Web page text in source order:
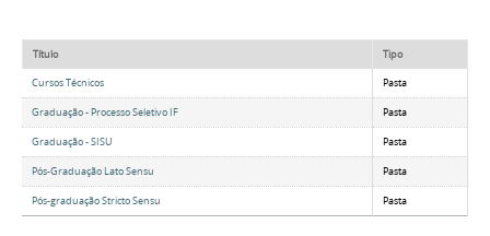
Título Tipo
Cursos Técnicos Pasta
Graduação - Processo Seletivo IF Pasta
Graduação - SISU Pasta
Pós-Graduação Lato Sensu Pasta
Pós-graduação Stricto Sensu Pasta